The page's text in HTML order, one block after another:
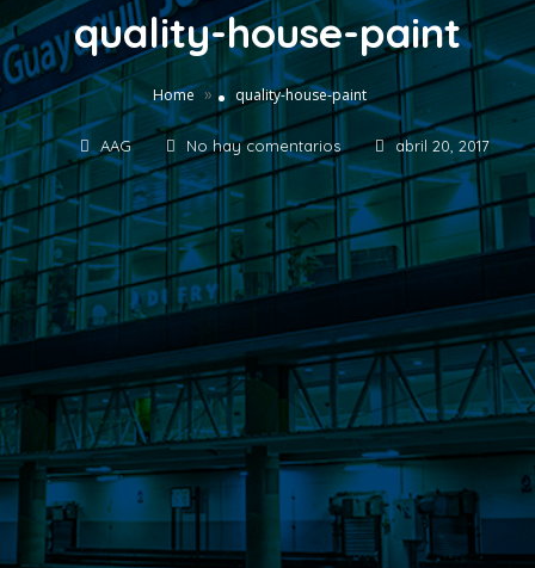
quality-house-paint
Home » quality-house-paint
AAG No hay comentarios abril 20, 2017